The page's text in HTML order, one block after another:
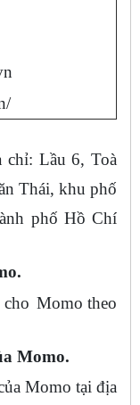
Lầu 6, Toà
Thái, khu phố
phố Hồ Chí
Momo theo
Momo.
Momo tại địa